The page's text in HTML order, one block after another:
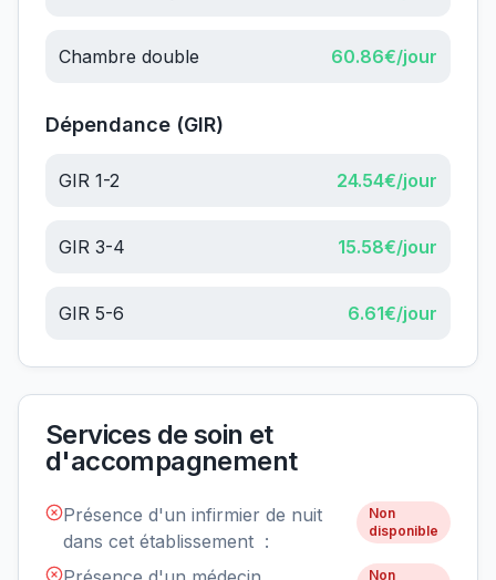
Chambre double 60.86€/jour
Dépendance (GIR)
GIR 1-2 24.54€/jour
GIR 3-4 15.58€/jour
GIR 5-6 6.61€/jour
Services de soin et
d'accompagnement
Présence d'un infirmier de nuit
dans cet établissement :
Non
disponible
Non